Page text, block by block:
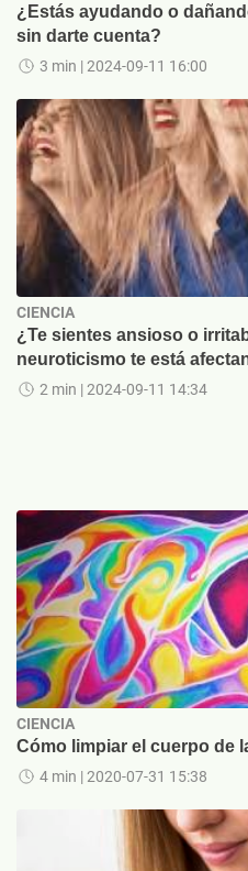
¿Estás ayudando o
sin darte cuenta?
3 min | 2024-09-11 16:00
CIENCIA
¿Te sientes ansioso o
neuroticismo te está
2 min | 2024-09-11 14:34
CIENCIA
Cómo limpiar el cuerpo de
4 min | 2020-07-31 15:38